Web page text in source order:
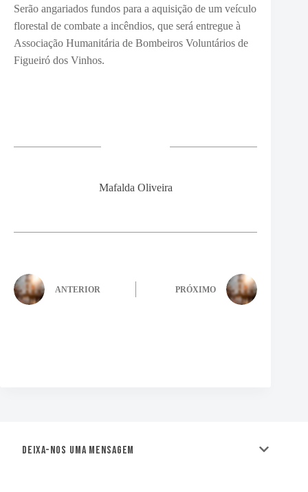
Serão angariados fundos para a aquisição de um veículo
florestal de combate a incêndios, que será entregue à
Associação Humanitária de Bombeiros Voluntários de
Figueiró dos Vinhos.
Mafalda Oliveira
ANTERIOR PRÓXIMO
Deixa-nos uma mensagem